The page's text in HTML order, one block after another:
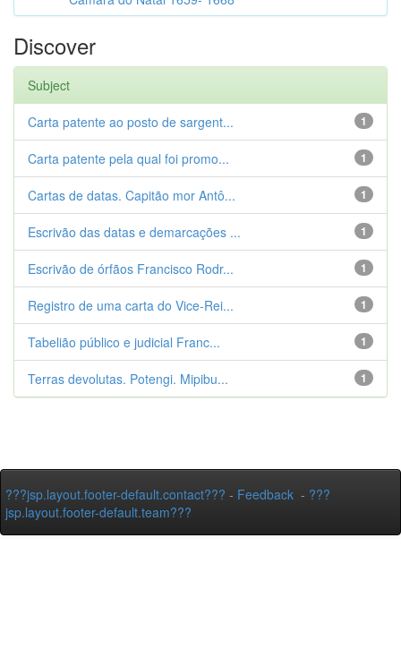
Discover
Subject
1
Carta patente ao posto de sargent...
1
Carta patente pela qual foi promo...
1
Cartas de datas. Capitão mor Antô...
1
Escrivão das datas e demarcações ...
1
Escrivão de órfãos Francisco Rodr...
1
Registro de uma carta do Vice-Rei...
1
Tabelião público e judicial Franc...
1
Terras devolutas. Potengi. Mipibu...
???jsp.layout.footer-default.contact??? - Feedback - ???
jsp.layout.footer-default.team???